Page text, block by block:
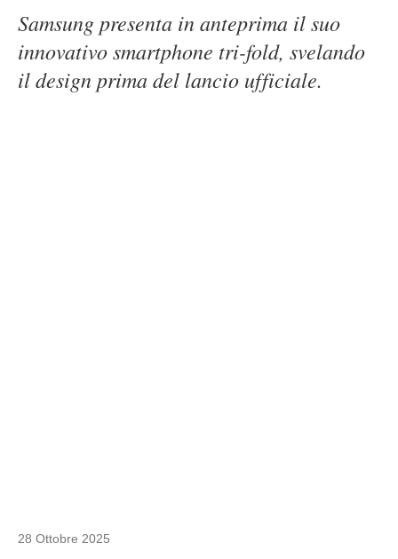
Samsung presenta in anteprima il suo
innovativo smartphone tri-fold, svelando
il design prima del lancio ufficiale.
28 Ottobre 2025